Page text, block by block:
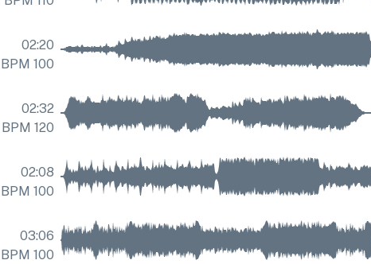
02:20
100
BPM
סרט צילום סרט צילום
02:32
120
BPMאפוס, חֲרָדָה אפוס, חֲרָדָה
02:08
100
BPM
03:06
100
BPMאפוס קיצוני אפוס, קיצוני